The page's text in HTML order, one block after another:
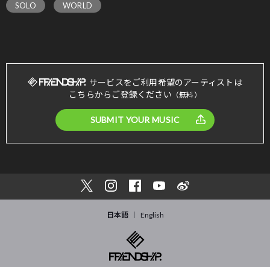
SOLO WORLD
サービスをご利用希望のアーティストは
こちらからご登録ください （無料）
SUBMIT YOUR MUSIC
日本語 English